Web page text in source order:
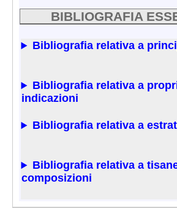
BIBLIOGRAFIA
Bibliografia relativa a
Bibliografia relativa a
indicazioni
Bibliografia relativa a
Bibliografia relativa a
composizioni